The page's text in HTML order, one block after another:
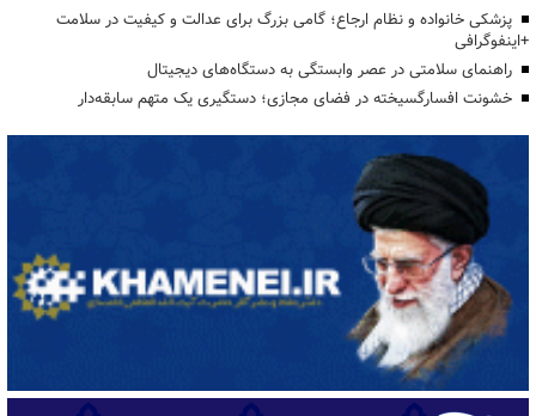
پزشکی خانواده و نظام ارجاع؛ گامی بزرگ برای عدالت و کیفیت در سلامت
+اینفوگرافی
راهنمای سلامتی در عصر وابستگی به دستگاه‌های دیجیتال
خشونت افسارگسیخته در فضای مجازی؛ دستگیری یک متهم سابقه‌دار